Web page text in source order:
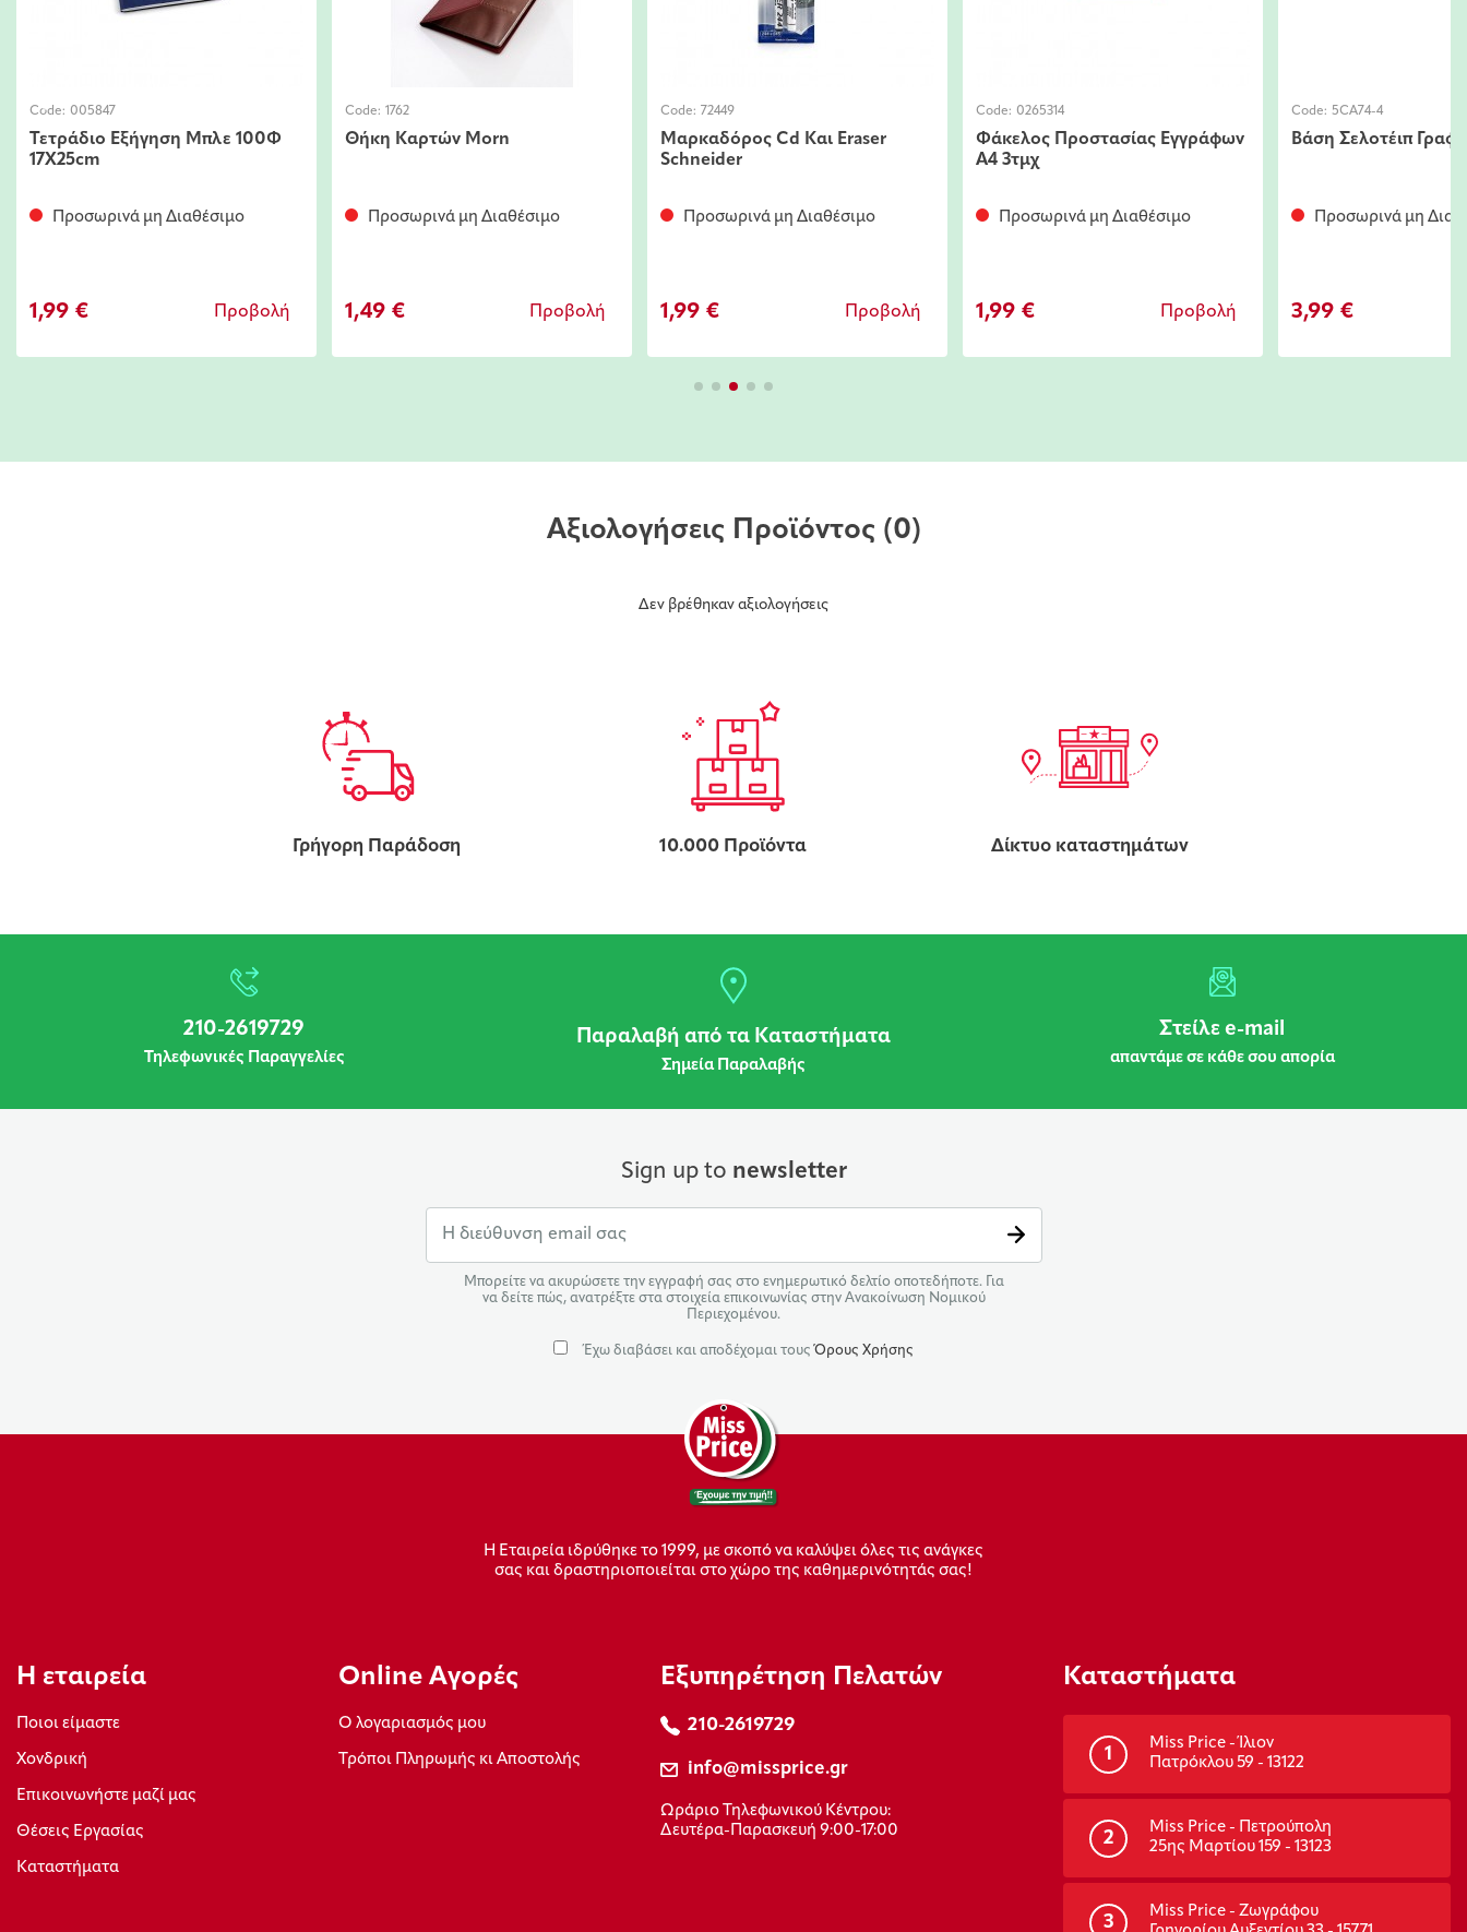
Code: 005847
Τετράδιο Εξήγηση Μπλε 100Φ
17Χ25cm
Προσωρινά μη Διαθέσιμο
1,99 € Προβολή
Code: 1762
Θήκη Καρτών Morn
Προσωρινά μη Διαθέσιμο
1,49 € Προβολή
Code: 72449
Μαρκαδόρος Cd Και Eraser
Schneider
Προσωρινά μη Διαθέσιμο
1,99 € Προβολή
Code: 0265314
Φάκελος Προστασίας Εγγράφων
Α4 3τμχ
Προσωρινά μη Διαθέσιμο
1,99 € Προβολή
Code: 5CA74-4
Βάση Σελοτέιπ
Προσωρινά μη
3,99 €
Αξιολογήσεις Προϊόντος (0)
Δεν βρέθηκαν αξιολογήσεις
Γρήγορη Παράδοση 10.000 Προϊόντα Δίκτυο καταστημάτων
210-2619729
Τηλεφωνικές Παραγγελίες
Παραλαβή από τα Καταστήματα
Σημεία Παραλαβής
Στείλε e-mail
απαντάμε σε κάθε σου απορία
Sign up to newsletter
Μπορείτε να ακυρώσετε την εγγραφή σας στο ενημερωτικό δελτίο οποτεδήποτε. Για
να δείτε πώς, ανατρέξτε στα στοιχεία επικοινωνίας στην Ανακοίνωση Νομικού
Περιεχομένου.
Έχω διαβάσει και αποδέχομαι τουςΌρους Χρήσης
Η Εταιρεία ιδρύθηκε το 1999, με σκοπό να καλύψει όλες τις ανάγκες
σας και δραστηριοποιείται στο χώρο της καθημερινότητάς σας!
Η εταιρεία
Ποιοι είμαστε
Xονδρική
Επικοινωνήστε μαζί μας
Θέσεις Εργασίας
Καταστήματα
Οnline Αγορές
Ο λογαριασμός μου
Τρόποι Πληρωμής κι Αποστολής
Εξυπηρέτηση Πελατών
210-2619729
info@missprice.gr
Ωράριο Τηλεφωνικού Κέντρου:
Δευτέρα-Παρασκευή 9:00-17:00
Καταστήματα
1
Miss Price - Ίλιον
Πατρόκλου 59 - 13122
2
Miss Price - Πετρούπολη
25ης Μαρτίου 159 - 13123
3
Miss Price - Ζωγράφου